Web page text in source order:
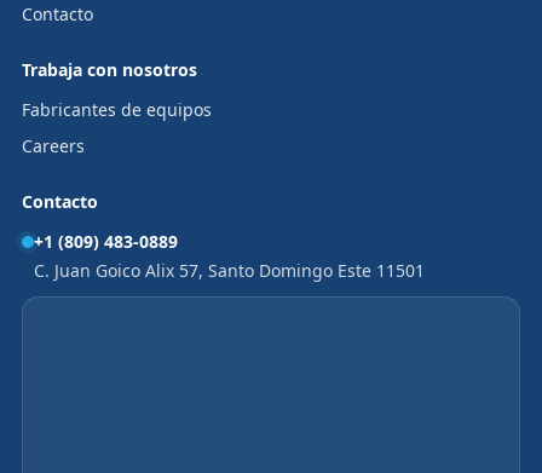
Contacto
Trabaja con nosotros
Fabricantes de equipos
Careers
Contacto
+1 (809) 483-0889
C. Juan Goico Alix 57, Santo Domingo Este 11501